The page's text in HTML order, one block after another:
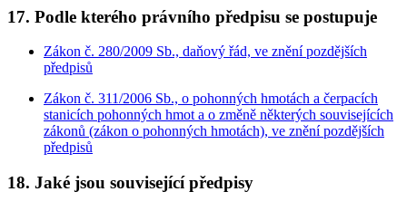
17. Podle kterého právního předpisu se postupuje
Zákon č. 280/2009 Sb., daňový řád, ve znění pozdějších
předpisů
Zákon č. 311/2006 Sb., o pohonných hmotách a čerpacích
stanicích pohonných hmot a o změně některých souvisejících
zákonů (zákon o pohonných hmotách), ve znění pozdějších
předpisů
18. Jaké jsou související předpisy